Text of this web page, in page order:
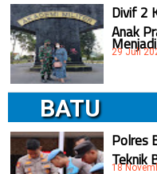
Divif 2
Anak
29 Juli
BATU
Polres
Teknik
18